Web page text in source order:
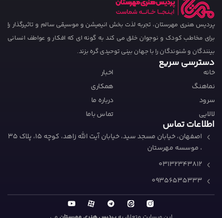
پردیس هنری مهرستان،‌ تجربه لذت بخش انیمیشن و موسیقی سالم و تاثیرگذار را
برای مخاطب کودک و نوجوان خلق می کند به گونه ای که افکار و عواطف انسانی
بینندگان و شنوندگان را با جهان بینی توحیدی گره بزند.
دسترسی سریع
خانه
نماهنگ
سرود
لالایی
اخبار
همکاری
درباره ما
تماس باما
اطلاعات تماس
اصفهان، خیابان مسجد سید، خیابان آیت الله زاهد، کوچه ۱۵، پلاک 35
، موسسه مهرستان
03132343812
09356535333